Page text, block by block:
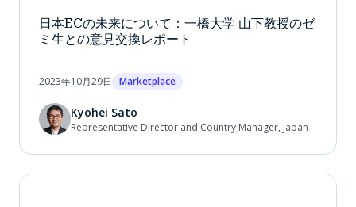
日本ECの未来について：一橋大学 山下教授のゼ
ミ生との意見交換レポート
2023年10月29日 Marketplace
Kyohei Sato
Representative Director and Country Manager, Japan